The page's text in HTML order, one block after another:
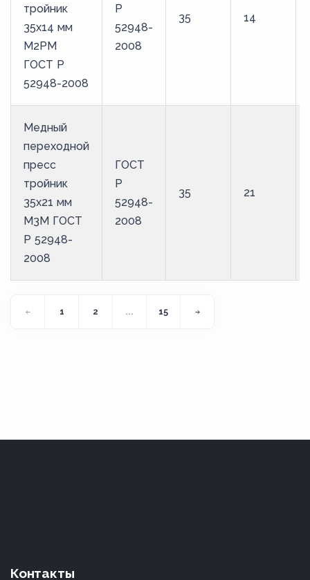
тройник
35х14 мм
М2РМ
ГОСТ Р
52948-2008
Р
52948-
2008
35 14
Медный
переходной
пресс
тройник
35х21 мм
М3М ГОСТ
Р 52948-
2008
ГОСТ
Р
52948-
2008
35 21
1 2 ... 15
Контакты